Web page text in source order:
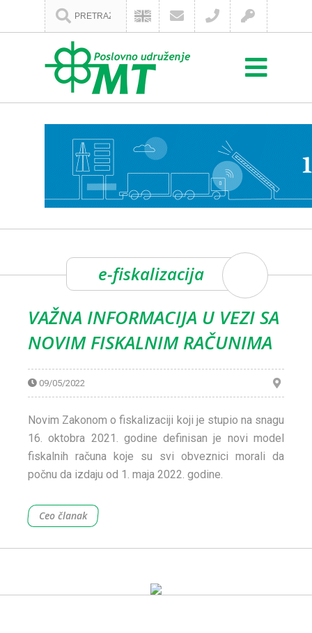
e-fiskalizacija
VAŽNA INFORMACIJA U VEZI SA
NOVIM FISKALNIM RAČUNIMA
09/05/2022
Novim Zakonom o fiskalizaciji koji je stupio na snagu
16. oktobra 2021. godine definisan je novi model
fiskalnih računa koje su svi obveznici morali da
počnu da izdaju od 1. maja 2022. godine.
Ceo članak